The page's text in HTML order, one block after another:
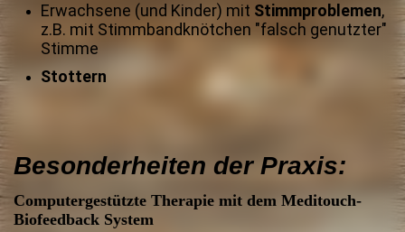
Erwachsene (und Kinder) mit Stimmproblemen,
z.B. mit Stimmbandknötchen "falsch genutzter"
Stimme
Stottern
Besonderheiten der Praxis:
Computergestützte Therapie mit dem Meditouch-
Biofeedback System